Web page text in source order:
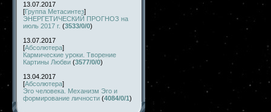
13.07.2017
[Группа Метасинтез]
ЭНЕРГЕТИЧЕСКИЙ ПРОГНОЗ на
июль 2017 г. (3533/0/0)
13.07.2017
[Абсолютера]
Кармические уроки. Творение
Картины Любви (3577/0/0)
13.04.2017
[Абсолютера]
Эго человека. Механизм Эго и
формирование личности (4084/0/1)